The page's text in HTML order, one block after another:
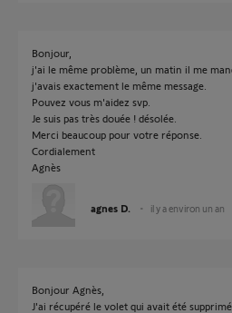
Bonjour,
j'ai le même problème, un matin il me
j'avais exactement le même message.
Pouvez vous m'aidez svp.
Je suis pas très douée ! désolée.
Merci beaucoup pour votre réponse.
Cordialement
Agnès
agnes D. il y a environ un an
Bonjour Agnès,
J'ai récupéré le volet qui avait été supprimé.